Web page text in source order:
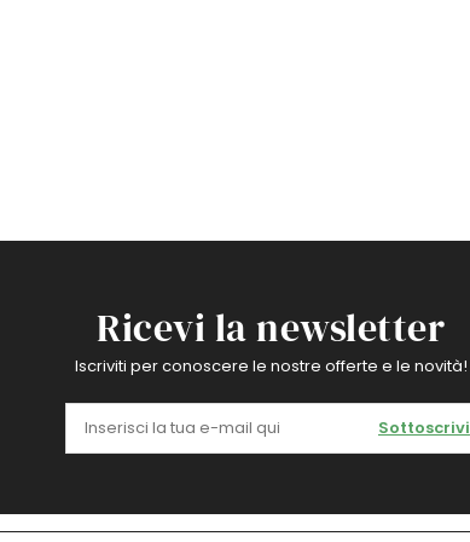
Ricevi la newsletter
Iscriviti per conoscere le nostre offerte e le novità!
Sottoscrivi